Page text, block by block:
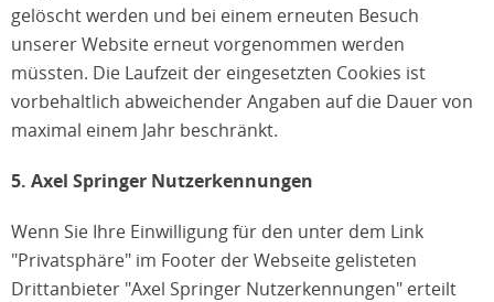
gelöscht werden und bei einem erneuten Besuch
unserer Website erneut vorgenommen werden
müssten. Die Laufzeit der eingesetzten Cookies ist
vorbehaltlich abweichender Angaben auf die Dauer von
maximal einem Jahr beschränkt.
5. Axel Springer Nutzerkennungen
Wenn Sie Ihre Einwilligung für den unter dem Link
"Privatsphäre" im Footer der Webseite gelisteten
Drittanbieter "Axel Springer Nutzerkennungen" erteilt